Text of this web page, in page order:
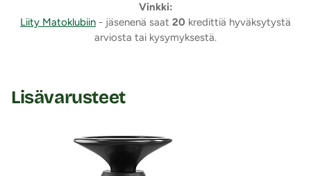
Vinkki:
Liity Matoklubiin - jäsenenä saat 20 kredittiä hyväksytystä
arviosta tai kysymyksestä.
Lisävarusteet